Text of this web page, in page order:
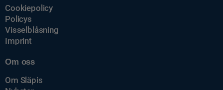
Cookiepolicy
Policys
Visselblåsning
Imprint
Om oss
Om Släpis